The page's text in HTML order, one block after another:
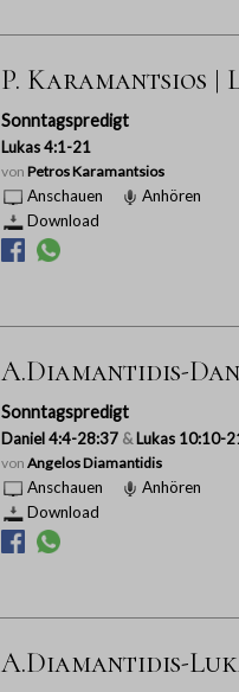
P. Karamantsios |
Sonntagspredigt
Lukas 4:1-21
von Petros Karamantsios
Anschauen
Anhören
Download
A.Diamantidis-
Sonntagspredigt
Daniel 4:4-28:37 & Lukas 10:10-
von Angelos Diamantidis
Anschauen
Anhören
Download
A.Diamantidis-